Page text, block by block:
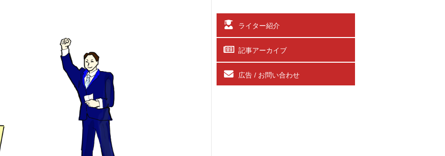
ライター紹介
記事アーカイブ
広告 / お問い合わせ